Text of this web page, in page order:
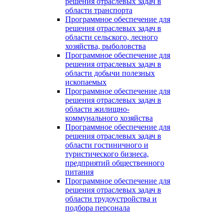
области транспорта
Программное обеспечение для
решения отраслевых задач в
области сельского, лесного
хозяйства, рыболовства
Программное обеспечение для
решения отраслевых задач в
области добычи полезных
ископаемых
Программное обеспечение для
решения отраслевых задач в
области жилищно-
коммунального хозяйства
Программное обеспечение для
решения отраслевых задач в
области гостиничного и
туристического бизнеса,
предприятий общественного
питания
Программное обеспечение для
решения отраслевых задач в
области трудоустройства и
подбора персонала